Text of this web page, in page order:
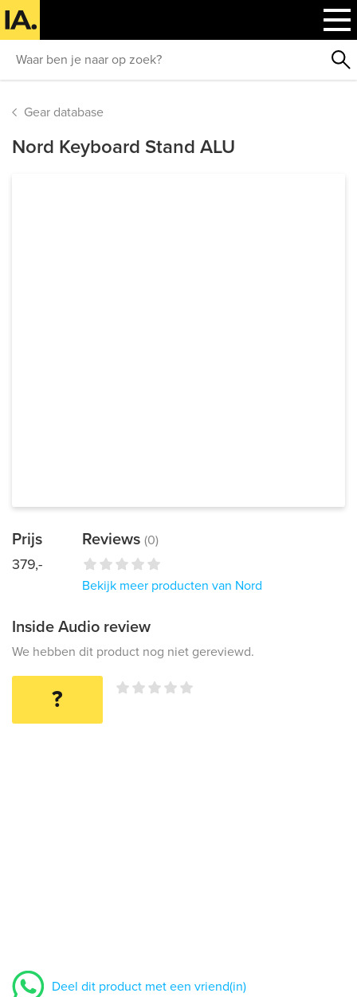
Gear database
Nord Keyboard Stand ALU
Prijs
379,-
Reviews (0)
Bekijk meer producten van Nord
Inside Audio review
We hebben dit product nog niet gereviewd.
?
Deel dit product met een vriend(in)